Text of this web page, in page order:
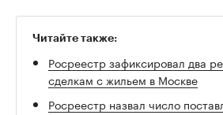
Читайте также:
Росреестр зафиксировал два
сделкам с жильем в Москве
Росреестр назвал число